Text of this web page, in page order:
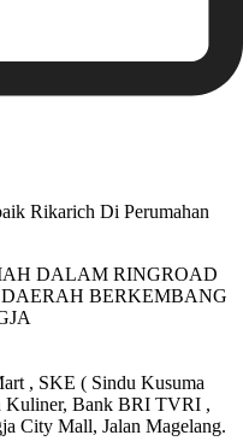
Rikarich Di Perumahan
DALAM RINGROAD
BERKEMBANG
, SKE ( Sindu Kusuma
Kuliner, Bank BRI TVRI ,
City Mall, Jalan Magelang.